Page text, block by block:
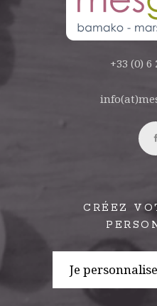
+33 (0) 6
CRÉEZ
Je